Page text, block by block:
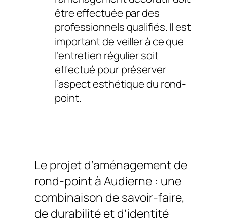
être effectuée par des
professionnels qualifiés. Il est
important de veiller à ce que
l’entretien régulier soit
effectué pour préserver
l’aspect esthétique du rond-
point.
Le projet d’aménagement de
rond-point à Audierne : une
combinaison de savoir-faire,
de durabilité et d’identité